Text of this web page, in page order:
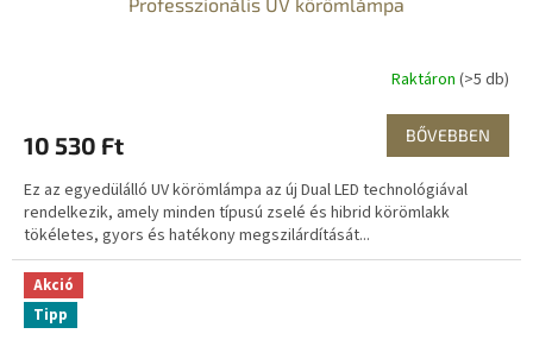
Raktáron (>5 db)
10 530 Ft BŐVEBBEN
Ez az egyedülálló UV körömlámpa az új Dual LED technológiával
rendelkezik, amely minden típusú zselé és hibrid körömlakk
tökéletes, gyors és hatékony megszilárdítását...
Akció
Tipp